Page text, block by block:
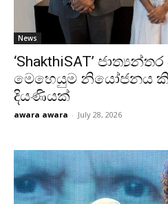
News
‘ShakthiSAT’
මෙහෙයුම නියෝජනය
දියණියක්
awara awara - July 28, 2026